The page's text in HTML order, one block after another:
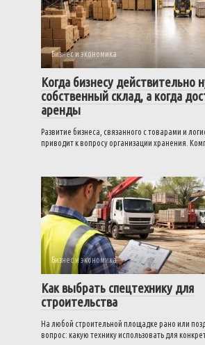
Бизнес и экономика
Когда бизнесу действительно
собственный склад, а когда
аренды
Развитие бизнеса, связанного с товарами и
приводит к вопросу организации хранения.
Бизнес и экономика
Как выбрать спецтехнику для
строительства
На любой строительной площадке рано или
вопрос: какую технику использовать для